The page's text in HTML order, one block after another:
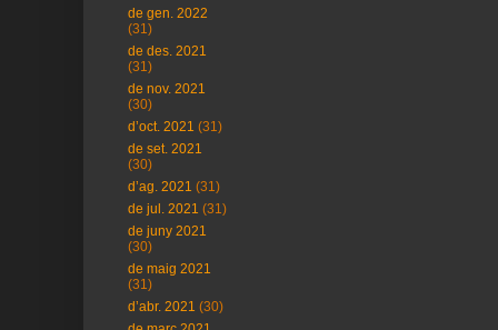
de gen. 2022
(31)
de des. 2021
(31)
de nov. 2021
(30)
d’oct. 2021 (31)
de set. 2021
(30)
d’ag. 2021 (31)
de jul. 2021 (31)
de juny 2021
(30)
de maig 2021
(31)
d’abr. 2021 (30)